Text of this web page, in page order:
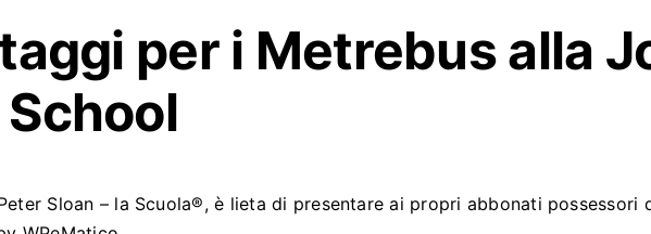
per i Metrebus alla
Sloan – la Scuola®, è lieta di presentare ai propri abbonati possessori